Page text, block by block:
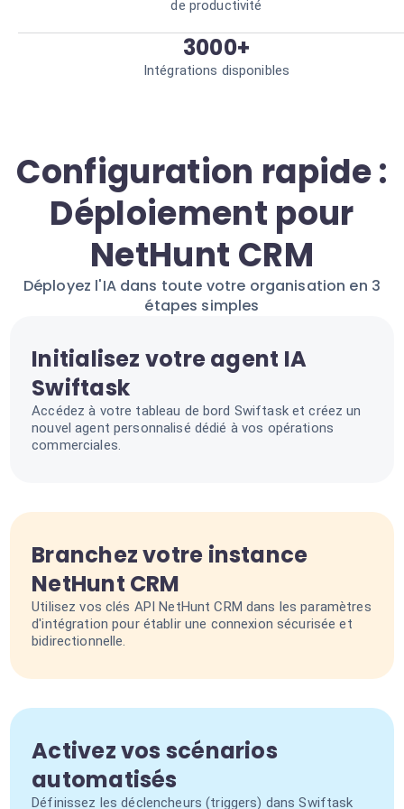
de productivité
3000+
Intégrations disponibles
Configuration rapide :
Déploiement pour
NetHunt CRM
Déployez l'IA dans toute votre organisation en 3
étapes simples
Initialisez votre agent IA
Swiftask
Accédez à votre tableau de bord Swiftask et créez un
nouvel agent personnalisé dédié à vos opérations
commerciales.
Branchez votre instance
NetHunt CRM
Utilisez vos clés API NetHunt CRM dans les paramètres
d'intégration pour établir une connexion sécurisée et
bidirectionnelle.
Activez vos scénarios
automatisés
Définissez les déclencheurs (triggers) dans Swiftask